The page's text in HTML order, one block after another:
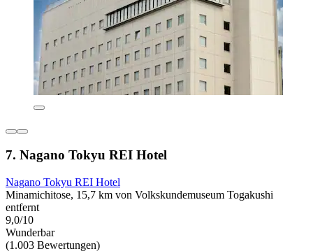
7. Nagano Tokyu REI Hotel
Nagano Tokyu REI Hotel
Minamichitose, 15,7 km von Volkskundemuseum Togakushi
entfernt
9,0/10
Wunderbar
(1.003 Bewertungen)